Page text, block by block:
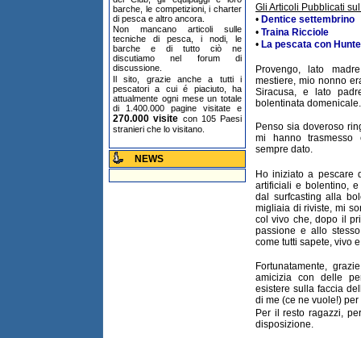
barche, le competizioni, i charter
di pesca e altro ancora.
Non mancano articoli sulle
tecniche di pesca, i nodi, le
barche e di tutto ciò ne
discutiamo nel forum di
discussione.
Il sito, grazie anche a tutti i
pescatori a cui é piaciuto, ha
attualmente ogni mese un totale
di 1.400.000 pagine visitate e
270.000 visite con 105 Paesi
stranieri che lo visitano.
NEWS
Gli Articoli Pubblicati
• Dentice settembrino
• Traina Ricciole
• La pescata con
Provengo, lato
mestiere, mio nonno
Siracusa, e lato
bolentinata domenicale.
Penso sia doveroso
mi hanno trasmesso
sempre dato.
Ho iniziato a pescare
artificiali e bolentino,
dal surfcasting alla
migliaia di riviste, mi
col vivo che, dopo il
passione e allo
come tutti sapete, vivo
Fortunatamente,
amicizia con delle
esistere sulla faccia
di me (ce ne vuole!) per
Per il resto ragazzi,
disposizione.